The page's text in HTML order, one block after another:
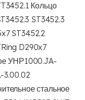
Кольцо
ST3452.3
ST3452.2
D290x7
УНР1000.JA-
3.00.02
стальное